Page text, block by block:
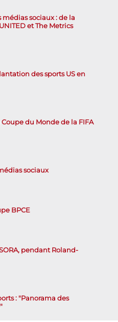
sociaux : de la
et The Metrics
des sports US en
Coupe du Monde de la FIFA
sociaux
BPCE
pendant Roland-
: "Panorama des